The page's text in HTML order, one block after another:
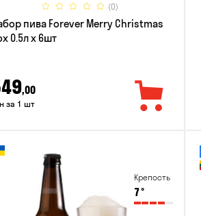
(0)
пива Forever Merry Christmas
0.5л x 6шт
,00
за 1 шт
Крепость
7°